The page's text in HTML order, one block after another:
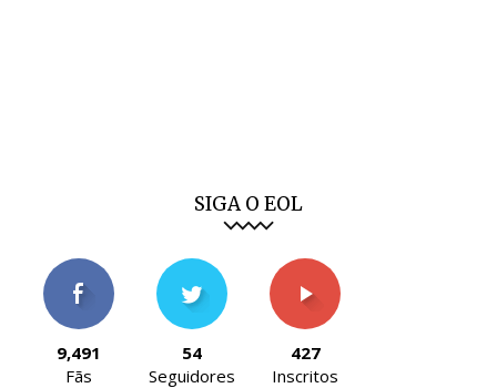
SIGA O EOL
9,491
Fãs
54
Seguidores
427
Inscritos